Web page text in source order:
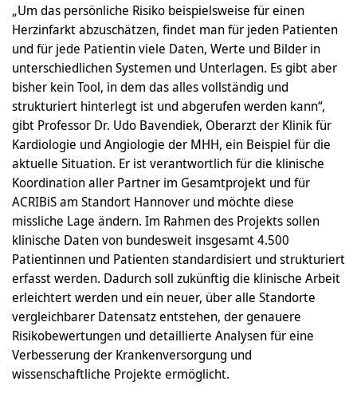
„Um das persönliche Risiko beispielsweise für einen
Herzinfarkt abzuschätzen, findet man für jeden Patienten
und für jede Patientin viele Daten, Werte und Bilder in
unterschiedlichen Systemen und Unterlagen. Es gibt aber
bisher kein Tool, in dem das alles vollständig und
strukturiert hinterlegt ist und abgerufen werden kann“,
gibt Professor Dr. Udo Bavendiek, Oberarzt der Klinik für
Kardiologie und Angiologie der MHH, ein Beispiel für die
aktuelle Situation. Er ist verantwortlich für die klinische
Koordination aller Partner im Gesamtprojekt und für
ACRIBiS am Standort Hannover und möchte diese
missliche Lage ändern. Im Rahmen des Projekts sollen
klinische Daten von bundesweit insgesamt 4.500
Patientinnen und Patienten standardisiert und strukturiert
erfasst werden. Dadurch soll zukünftig die klinische Arbeit
erleichtert werden und ein neuer, über alle Standorte
vergleichbarer Datensatz entstehen, der genauere
Risikobewertungen und detaillierte Analysen für eine
Verbesserung der Krankenversorgung und
wissenschaftliche Projekte ermöglicht.